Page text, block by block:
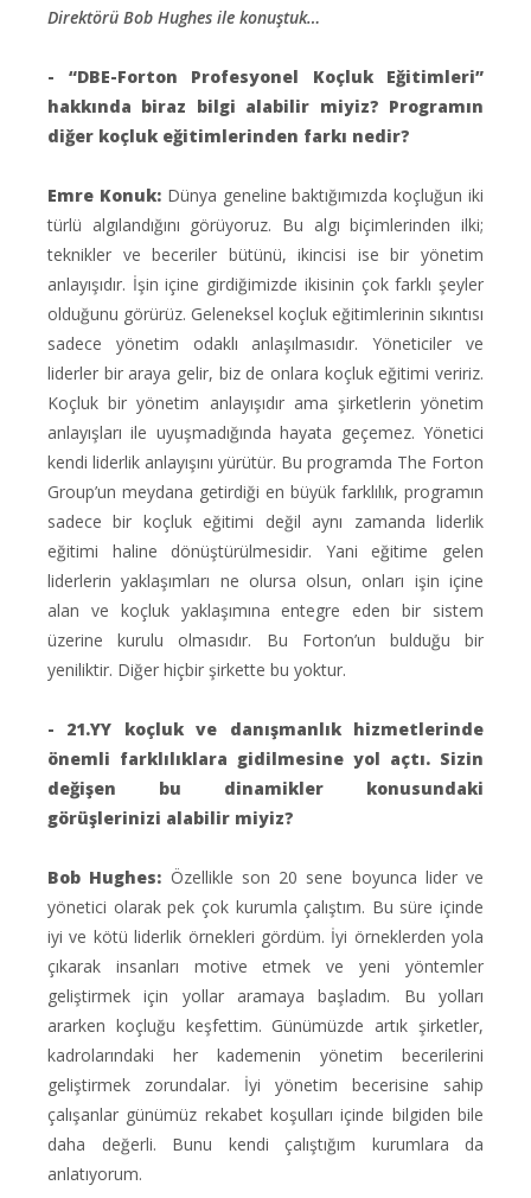
Direktörü Bob Hughes ile konuştuk…
- “DBE-Forton Profesyonel Koçluk Eğitimleri”
hakkında biraz bilgi alabilir miyiz? Programın
diğer koçluk eğitimlerinden farkı nedir?
Emre Konuk:Dünya geneline baktığımızda koçluğun iki
türlü algılandığını görüyoruz. Bu algı biçimlerinden ilki;
teknikler ve beceriler bütünü, ikincisi ise bir yönetim
anlayışıdır. İşin içine girdiğimizde ikisinin çok farklı şeyler
olduğunu görürüz. Geleneksel koçluk eğitimlerinin sıkıntısı
sadece yönetim odaklı anlaşılmasıdır. Yöneticiler ve
liderler bir araya gelir, biz de onlara koçluk eğitimi veririz.
Koçluk bir yönetim anlayışıdır ama şirketlerin yönetim
anlayışları ile uyuşmadığında hayata geçemez. Yönetici
kendi liderlik anlayışını yürütür. Bu programda The Forton
Group’un meydana getirdiği en büyük farklılık, programın
sadece bir koçluk eğitimi değil aynı zamanda liderlik
eğitimi haline dönüştürülmesidir. Yani eğitime gelen
liderlerin yaklaşımları ne olursa olsun, onları işin içine
alan ve koçluk yaklaşımına entegre eden bir sistem
üzerine kurulu olmasıdır. Bu Forton’un bulduğu bir
yeniliktir. Diğer hiçbir şirkette bu yoktur.
- 21.YY koçluk ve danışmanlık hizmetlerinde
önemli farklılıklara gidilmesine yol açtı. Sizin
değişen bu dinamikler konusundaki
görüşlerinizi alabilir miyiz?
Bob Hughes: Özellikle son 20 sene boyunca lider ve
yönetici olarak pek çok kurumla çalıştım. Bu süre içinde
iyi ve kötü liderlik örnekleri gördüm. İyi örneklerden yola
çıkarak insanları motive etmek ve yeni yöntemler
geliştirmek için yollar aramaya başladım. Bu yolları
ararken koçluğu keşfettim. Günümüzde artık şirketler,
kadrolarındaki her kademenin yönetim becerilerini
geliştirmek zorundalar. İyi yönetim becerisine sahip
çalışanlar günümüz rekabet koşulları içinde bilgiden bile
daha değerli. Bunu kendi çalıştığım kurumlara da
anlatıyorum.